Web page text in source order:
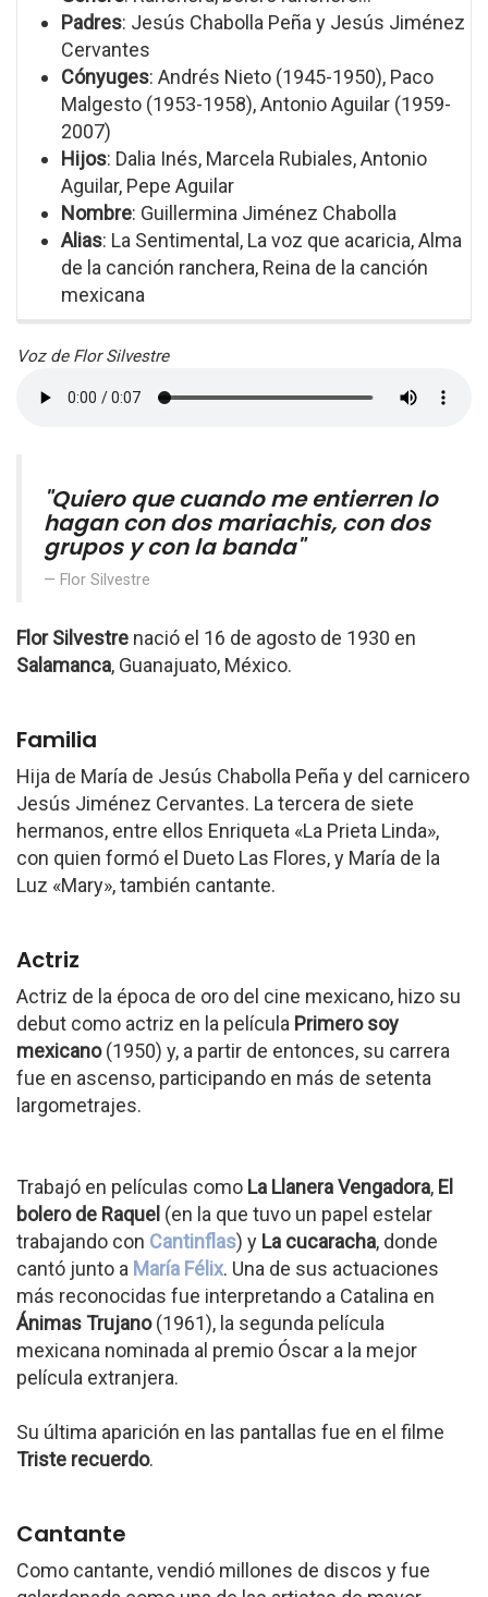
Padres: Jesús Chabolla Peña y Jesús Jiménez
Cervantes
Cónyuges: Andrés Nieto (1945-1950), Paco
Malgesto (1953-1958), Antonio Aguilar (1959-
2007)
Hijos: Dalia Inés, Marcela Rubiales, Antonio
Aguilar, Pepe Aguilar
Nombre: Guillermina Jiménez Chabolla
Alias: La Sentimental, La voz que acaricia, Alma
de la canción ranchera, Reina de la canción
mexicana
Voz de Flor Silvestre
"Quiero que cuando me entierren lo
hagan con dos mariachis, con dos
grupos y con la banda"
Flor Silvestre
Flor Silvestre nació el 16 de agosto de 1930 en
Salamanca, Guanajuato, México.
Familia
Hija de María de Jesús Chabolla Peña y del carnicero
Jesús Jiménez Cervantes. La tercera de siete
hermanos, entre ellos Enriqueta «La Prieta Linda»,
con quien formó el Dueto Las Flores, y María de la
Luz «Mary», también cantante.
Actriz
Actriz de la época de oro del cine mexicano, hizo su
debut como actriz en la película Primero soy
mexicano(1950) y, a partir de entonces, su carrera
fue en ascenso, participando en más de setenta
largometrajes.
Trabajó en películas como La Llanera Vengadora, El
bolero de Raquel (en la que tuvo un papel estelar
trabajando con Cantinflas) y La cucaracha, donde
cantó junto a María Félix. Una de sus actuaciones
más reconocidas fue interpretando a Catalina en
Ánimas Trujano(1961), la segunda película
mexicana nominada al premio Óscar a la mejor
película extranjera.
Su última aparición en las pantallas fue en el filme
Triste recuerdo.
Cantante
Como cantante, vendió millones de discos y fue